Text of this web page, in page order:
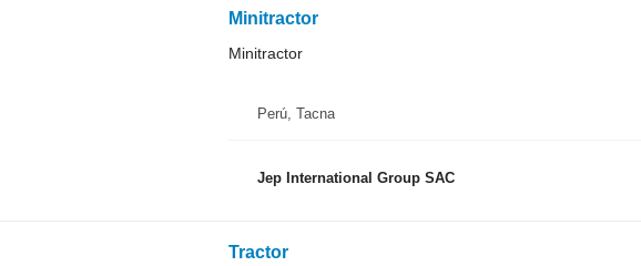
Minitractor
Minitractor
Perú, Tacna
Jep International Group SAC
Tractor